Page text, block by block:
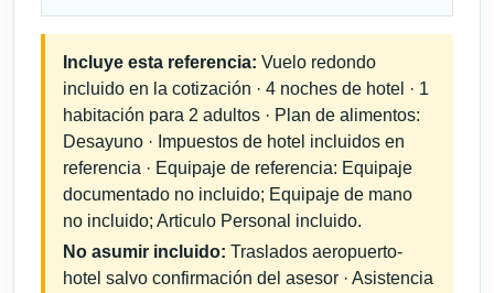
Incluye esta referencia: Vuelo redondo
incluido en la cotización · 4 noches de hotel · 1
habitación para 2 adultos · Plan de alimentos:
Desayuno · Impuestos de hotel incluidos en
referencia · Equipaje de referencia: Equipaje
documentado no incluido; Equipaje de mano
no incluido; Articulo Personal incluido.
No asumir incluido: Traslados aeropuerto-
hotel salvo confirmación del asesor · Asistencia